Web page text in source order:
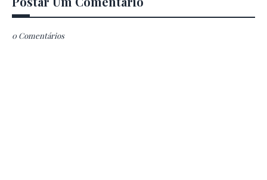
0 Comentários